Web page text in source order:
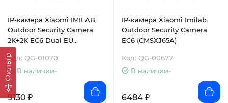
Фильтр
IP-камера Xiaomi IMILAB
Outdoor Security Camera
2K+2K EC6 Dual EU
(CMSXJ68A)
Код: QG-01070
В наличии-
9130 ₽
IP-камера Xiaomi Imilab
Outdoor Security Camera
EC6 (CMSXJ65A)
Код: QG-00677
В наличии-
6484 ₽